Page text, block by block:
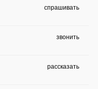
спрашивать
звонить
рассказать